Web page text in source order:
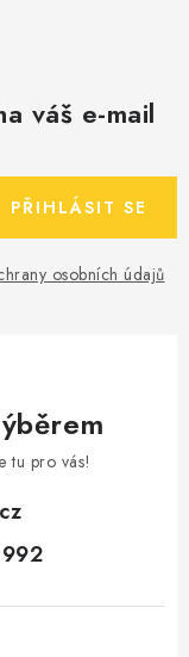
váš e-mail
osobních údajů
PŘIHLÁSIT SE
tu pro vás!